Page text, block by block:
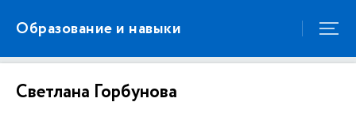
Образование и навыки
Светлана Горбунова